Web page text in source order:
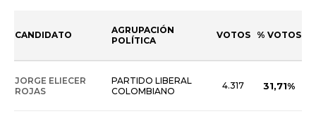
CANDIDATO
AGRUPACIÓN
POLÍTICA
VOTOS % VOTOS
JORGE ELIECER
ROJAS
PARTIDO LIBERAL
COLOMBIANO
4.317 31,71%